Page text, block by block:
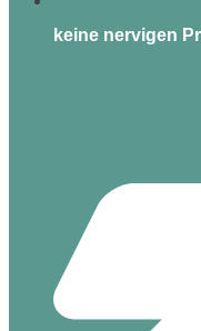
keine nervigen